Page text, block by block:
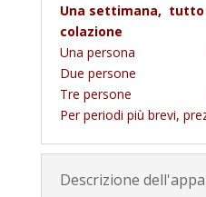
Una settimana, tutto
colazione
Una persona
Due persone
Tre persone
Per periodi più brevi,
Descrizione